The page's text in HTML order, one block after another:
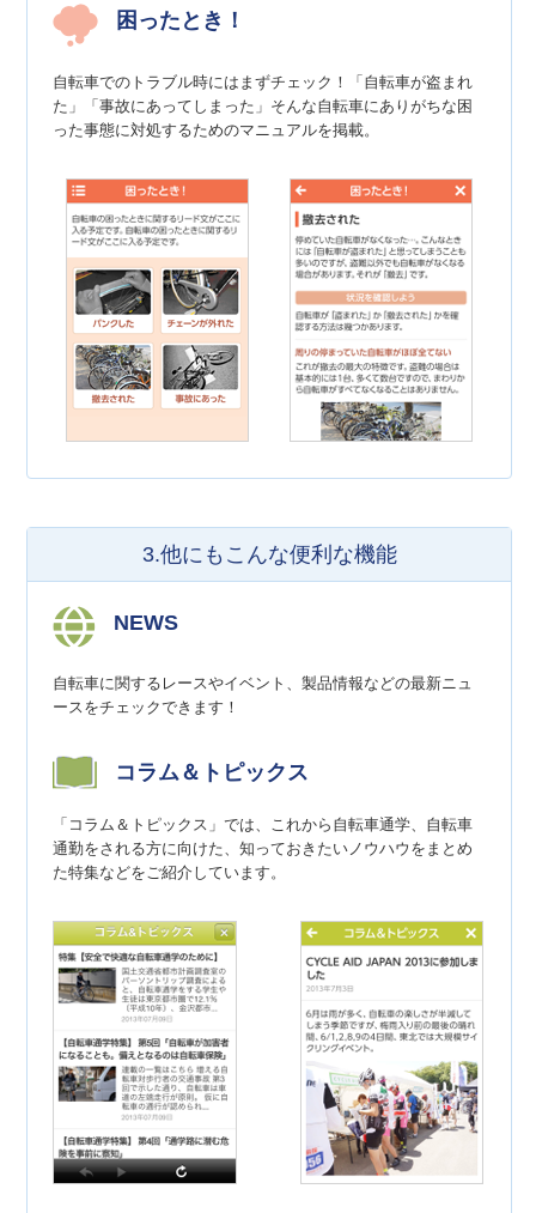
困ったとき！
自転車でのトラブル時にはまずチェック！「自転車が盗まれ
た」「事故にあってしまった」そんな自転車にありがちな困
った事態に対処するためのマニュアルを掲載。
3.他にもこんな便利な機能
NEWS
自転車に関するレースやイベント、製品情報などの最新ニュ
ースをチェックできます！
コラム＆トピックス
「コラム＆トピックス」では、これから自転車通学、自転車
通勤をされる方に向けた、知っておきたいノウハウをまとめ
た特集などをご紹介しています。